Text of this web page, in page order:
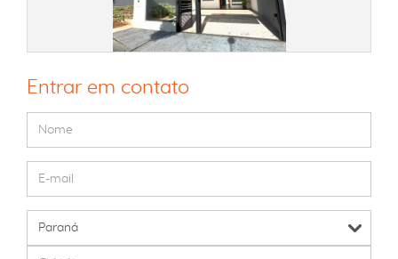
Entrar em contato